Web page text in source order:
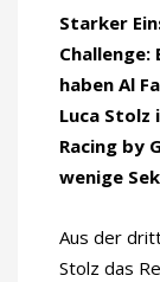
Starker
Challenge:
haben Al
Luca Stolz
Racing by
wenige
Aus der
Stolz das